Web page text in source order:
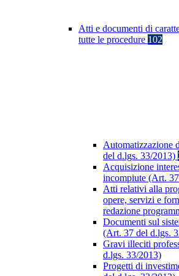
Atti e documenti di
tutte le procedure 102
Automatizzazione
del d.lgs. 33/2013)
Acquisizione
incompiute (Art.
Atti relativi alla
opere, servizi e
redazione
Documenti sul
(Art. 37 del d.lgs.
Gravi illeciti
d.lgs. 33/2013)
Progetti di